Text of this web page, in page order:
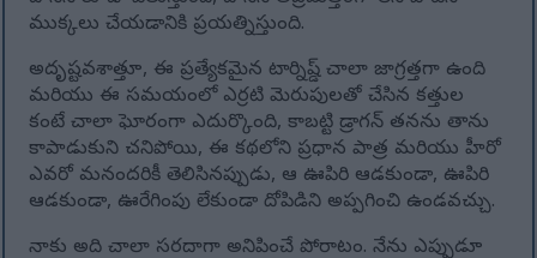
ముక్కలు చేయడానికి ప్రయత్నిస్తుంది.
అదృష్టవశాత్తూ, ఈ ప్రత్యేకమైన టార్నిష్డ్ చాలా జాగ్రత్తగా ఉంది
మరియు ఈ సమయంలో ఎర్రటి మెరుపులతో చేసిన కత్తుల
కంటే చాలా ఘోరంగా ఎదుర్కొంది, కాబట్టి డ్రాగన్ తనను తాను
కాపాడుకుని చనిపోయి, ఈ కథలోని ప్రధాన పాత్ర మరియు హీరో
ఎవరో మనందరికీ తెలిసినప్పుడు, ఆ ఊపిరి ఆడకుండా, ఊపిరి
ఆడకుండా, ఊరేగింపు లేకుండా దోపిడిని అప్పగించి ఉండవచ్చు.
నాకు అది చాలా సరదాగా అనిపించే పోరాటం. నేను ఎప్పుడూ